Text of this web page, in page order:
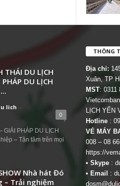
THÁI DU LỊCH
PHÁP DU LỊCH
lich -
0
GIẢI PHÁP DU LỊCH
– Tận tâm trên mọi
Nhà hát Đó
– Trải nghiệm
THÔNG
Địa chỉ:
Xuân, TP
MST: 0311
LỊCH YẾN
Hotline :
VÉ MÁY
008 – 08
https://
• Skype:
• Email :